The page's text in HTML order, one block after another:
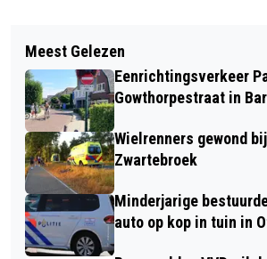
NIEUWE HARING VANAF
WEER VERKRIJGBAAR BIJ
VISSPECIALIST
ONDERZOEK NAAR
SPORTHAL TERBROEK
Meest Gelezen
Eenrichtingsverkeer
Gowthorpestraat in
Wielrenners gewond
Zwartebroek
Minderjarige
auto op kop in tuin in